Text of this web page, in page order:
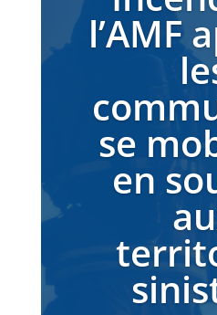
l’AMF
se
en